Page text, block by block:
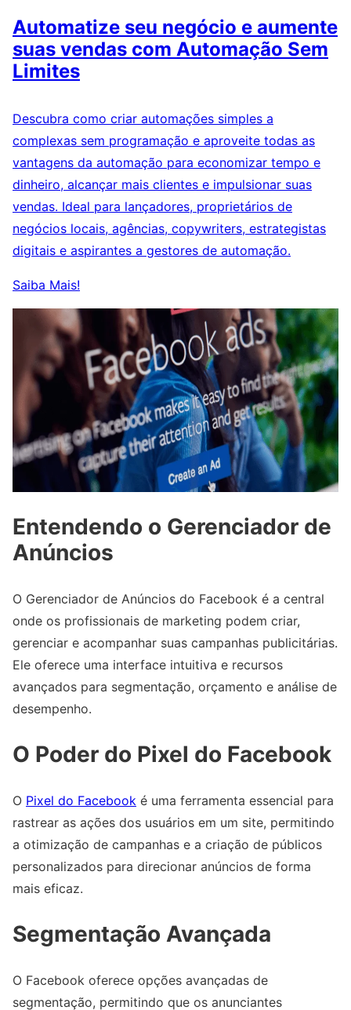
Automatize seu negócio e aumente
suas vendas com Automação Sem
Limites
Descubra como criar automações simples a
complexas sem programação e aproveite todas as
vantagens da automação para economizar tempo e
dinheiro, alcançar mais clientes e impulsionar suas
vendas. Ideal para lançadores, proprietários de
negócios locais, agências, copywriters, estrategistas
digitais e aspirantes a gestores de automação.
Saiba Mais!
Entendendo o Gerenciador de
Anúncios
O Gerenciador de Anúncios do Facebook é a central
onde os profissionais de marketing podem criar,
gerenciar e acompanhar suas campanhas publicitárias.
Ele oferece uma interface intuitiva e recursos
avançados para segmentação, orçamento e análise de
desempenho.
O Poder do Pixel do Facebook
O Pixel do Facebook é uma ferramenta essencial para
rastrear as ações dos usuários em um site, permitindo
a otimização de campanhas e a criação de públicos
personalizados para direcionar anúncios de forma
mais eficaz.
Segmentação Avançada
O Facebook oferece opções avançadas de
segmentação, permitindo que os anunciantes